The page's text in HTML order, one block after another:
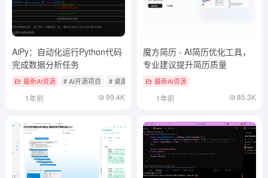
AiPy：自动化运行Python代码
完成数据分析任务
最新AI资源 # AI开源项目 # 桌面自动化智能体
1年前 99.4K
魔方简历 - AI简历优化工具，
专业建议提升简历质量
最新AI资源
1年前 85.3K